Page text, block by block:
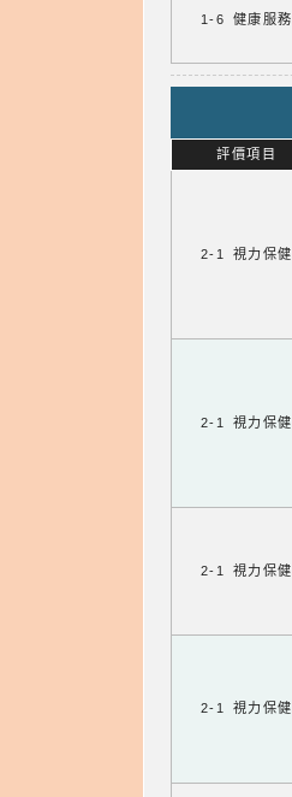
1-6 健康服務
評價項目
2-1 視力保健
2-1 視力保健
2-1 視力保健
2-1 視力保健